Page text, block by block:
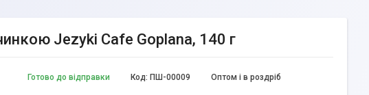
Jezyki Cafe Goplana, 140 г
Готово до відправки Оптом і в роздріб
Код: ПШ-00009